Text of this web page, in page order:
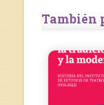
También